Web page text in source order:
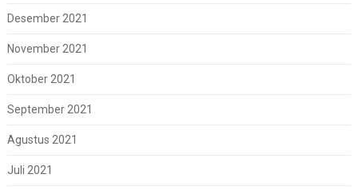
Desember 2021
November 2021
Oktober 2021
September 2021
Agustus 2021
Juli 2021